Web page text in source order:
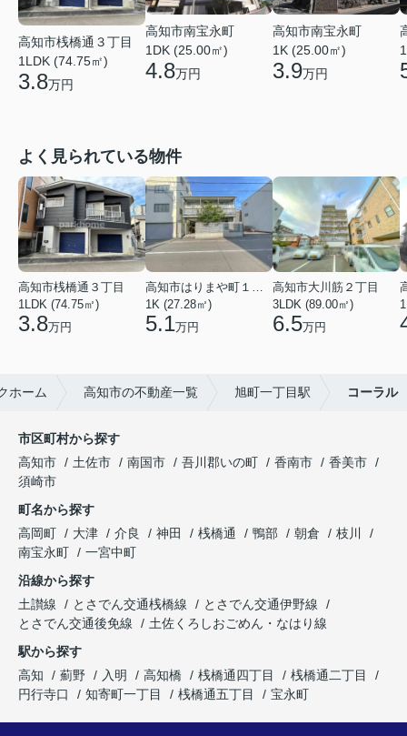
高知市桟橋通３丁目
1LDK (74.75㎡)
3.8万円
高知市南宝永町
1DK (25.00㎡)
4.8万円
高知市南宝永町
1K (25.00㎡)
3.9万円
よく見られている物件
高知市桟橋通３丁目
1LDK (74.75㎡)
3.8万円
高知市はりまや町１丁目
1K (27.28㎡)
5.1万円
高知市大川筋２丁目
3LDK (89.00㎡)
6.5万円
ホーム 高知市の不動産一覧 旭町一丁目駅 コーラル
市区町村から探す
高知市
土佐市 南国市 吾川郡いの町 香南市
香美市
須崎市
町名から探す
高岡町
大津 介良 神田 桟橋通 鴨部 朝倉
枝川
南宝永町
一宮中町
沿線から探す
土讃線
とさでん交通桟橋線
とさでん交通伊野線
とさでん交通後免線
土佐くろしおごめん・なはり線
駅から探す
高知
薊野 入明 高知橋 桟橋通四丁目
桟橋通二丁目
円行寺口
知寄町一丁目 桟橋通五丁目 宝永町